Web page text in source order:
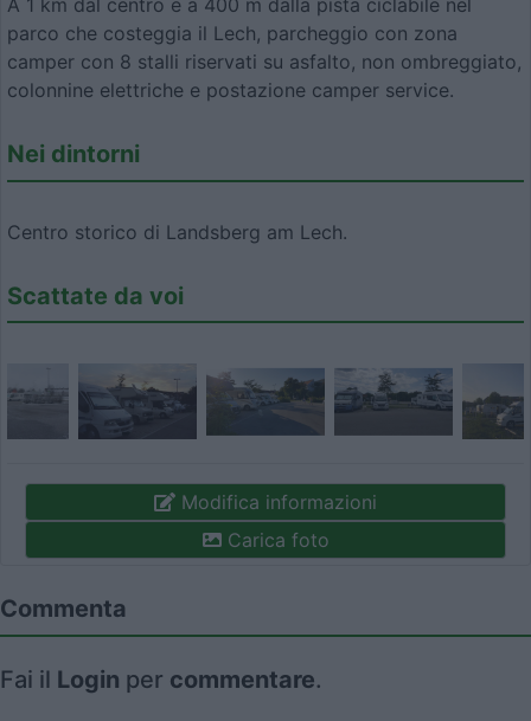
A 1 km dal centro e a 400 m dalla pista ciclabile nel
parco che costeggia il Lech, parcheggio con zona
camper con 8 stalli riservati su asfalto, non ombreggiato,
colonnine elettriche e postazione camper service.
Nei dintorni
Centro storico di Landsberg am Lech.
Scattate da voi
Modifica informazioni
Carica foto
Commenta
Fai il Login per commentare.